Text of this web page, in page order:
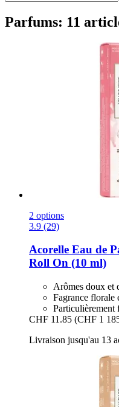
Parfums: 11
2 options
3.9 (29)
Acorelle Eau de
Roll On (10 ml)
Arômes doux et
Fagrance florale
Particulièrement
CHF 11.85 (CHF 1
Livraison jusqu'au 13